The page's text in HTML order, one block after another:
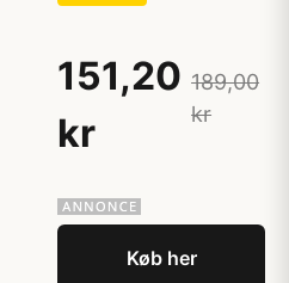
151,20
kr
189,00
kr
Køb her